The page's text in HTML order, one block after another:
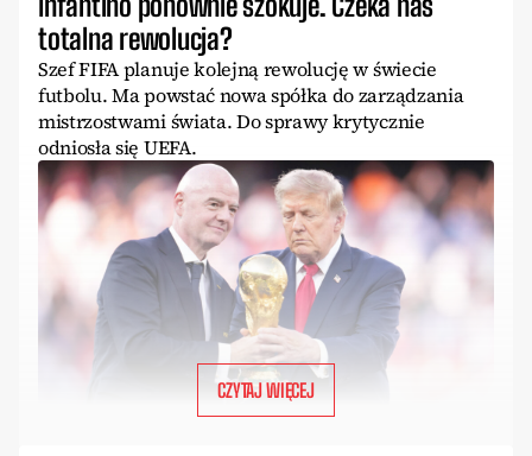
totalna rewolucja?
Szef FIFA planuje kolejną rewolucję w świecie
futbolu. Ma powstać nowa spółka do zarządzania
mistrzostwami świata. Do sprawy krytycznie
odniosła się UEFA.
CZYTAJ WIĘCEJ